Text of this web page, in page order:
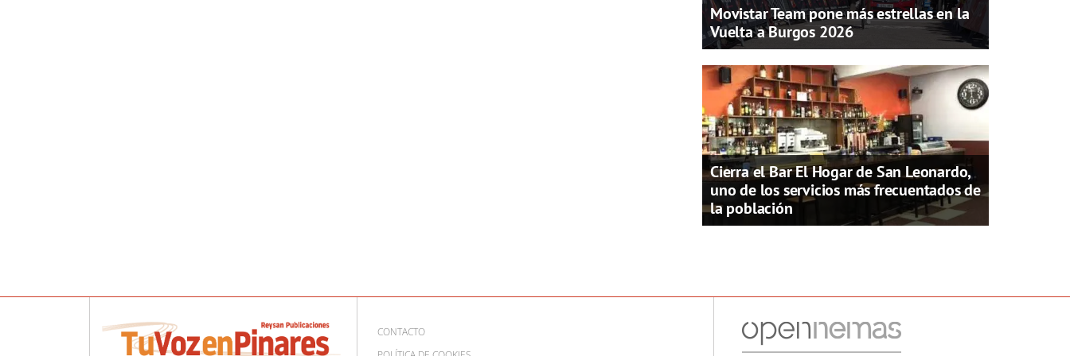
Movistar Team pone más estrellas en la
Vuelta a Burgos 2026
Cierra el Bar El Hogar de San Leonardo,
uno de los servicios más frecuentados de
la población
CONTACTO